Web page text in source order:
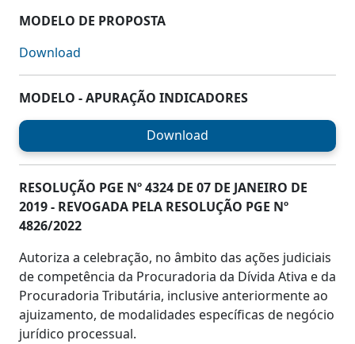
MODELO DE PROPOSTA
Download
MODELO - APURAÇÃO INDICADORES
Download
RESOLUÇÃO PGE Nº 4324 DE 07 DE JANEIRO DE
2019 - REVOGADA PELA RESOLUÇÃO PGE Nº
4826/2022
Autoriza a celebração, no âmbito das ações judiciais
de competência da Procuradoria da Dívida Ativa e da
Procuradoria Tributária, inclusive anteriormente ao
ajuizamento, de modalidades específicas de negócio
jurídico processual.